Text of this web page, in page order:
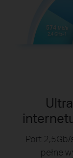
574 Mb/s
2,4 GHz-1
Port
pełne